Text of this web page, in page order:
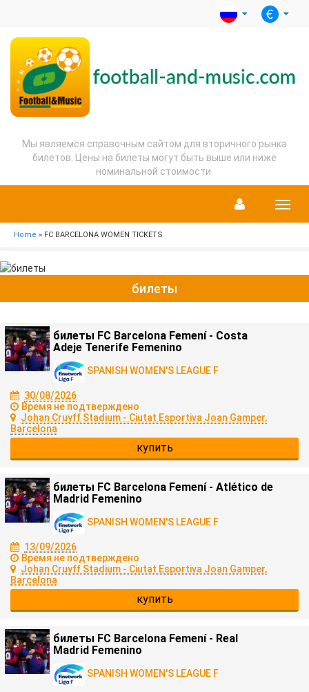
Мы являемся справочным сайтом для вторичного рынка
билетов. Цены на билеты могут быть выше или ниже
номинальной стоимости.
Menu
Home » FC BARCELONA WOMEN TICKETS
билеты
билеты FC Barcelona Femení - Costa
Adeje Tenerife Femenino
SPANISH WOMEN'S LEAGUE F
30/08/2026
Время не подтверждено
Johan Cruyff Stadium - Ciutat Esportiva Joan Gamper,
Barcelona
купить
билеты FC Barcelona Femení - Atlético de
Madrid Femenino
SPANISH WOMEN'S LEAGUE F
13/09/2026
Время не подтверждено
Johan Cruyff Stadium - Ciutat Esportiva Joan Gamper,
Barcelona
купить
билеты FC Barcelona Femení - Real
Madrid Femenino
SPANISH WOMEN'S LEAGUE F